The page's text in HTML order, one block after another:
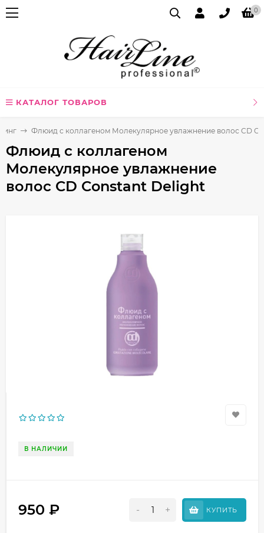
0
КАТАЛОГ ТОВАРОВ
Флюид с коллагеном Молекулярное увлажнение волос CD
Флюид с коллагеном
Молекулярное увлажнение
волос CD Constant Delight
В НАЛИЧИИ
950 ₽ - + КУПИТЬ